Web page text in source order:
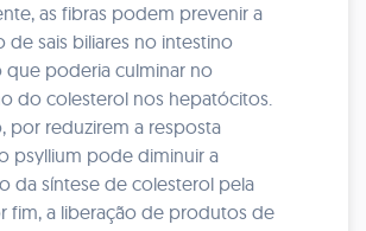
as fibras podem prevenir a
de sais biliares no intestino
que poderia culminar no
do colesterol nos hepatócitos.
por reduzirem a resposta
psyllium pode diminuir a
da síntese de colesterol pela
fim, a liberação de produtos de